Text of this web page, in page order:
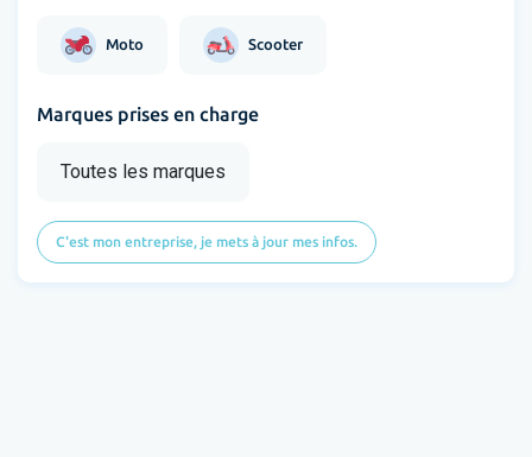
Moto Scooter
Marques prises en charge
Toutes les marques
C'est mon entreprise, je mets à jour mes infos.